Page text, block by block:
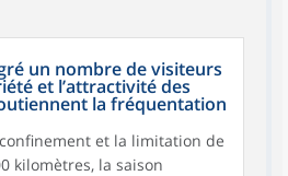
un nombre de visiteurs
et l’attractivité des
la fréquentation
et la limitation de
kilomètres, la saison